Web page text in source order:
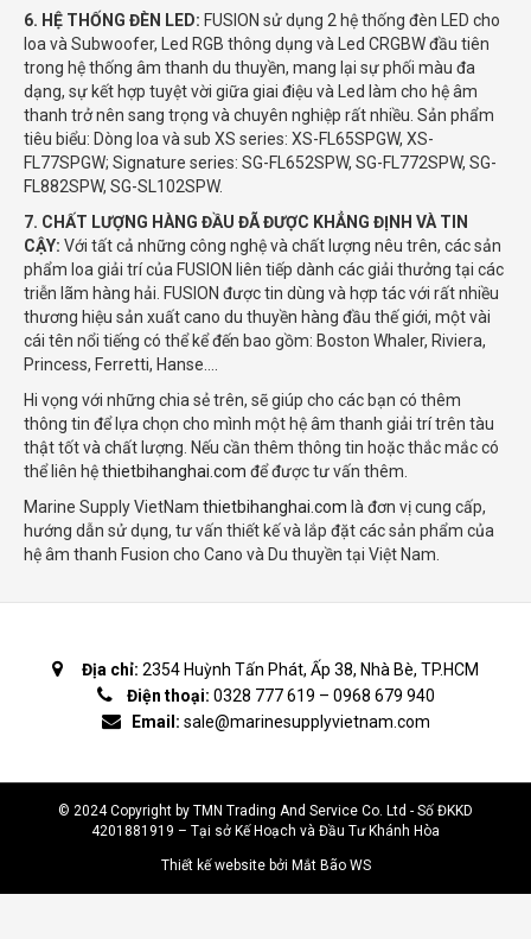
6. HỆ THỐNG ĐÈN LED: FUSION sử dụng 2 hệ thống đèn LED cho
loa và Subwoofer, Led RGB thông dụng và Led CRGBW đầu tiên
trong hệ thống âm thanh du thuyền, mang lại sự phối màu đa
dạng, sự kết hợp tuyệt vời giữa giai điệu và Led làm cho hệ âm
thanh trở nên sang trọng và chuyên nghiệp rất nhiều. Sản phẩm
tiêu biểu: Dòng loa và sub XS series: XS-FL65SPGW, XS-
FL77SPGW; Signature series: SG-FL652SPW, SG-FL772SPW, SG-
FL882SPW, SG-SL102SPW.
7. CHẤT LƯỢNG HÀNG ĐẦU ĐÃ ĐƯỢC KHẲNG ĐỊNH VÀ TIN
CẬY: Với tất cả những công nghệ và chất lượng nêu trên, các sản
phẩm loa giải trí của FUSION liên tiếp dành các giải thưởng tại các
triễn lãm hàng hải. FUSION được tin dùng và hợp tác với rất nhiều
thương hiệu sản xuất cano du thuyền hàng đầu thế giới, một vài
cái tên nổi tiếng có thể kể đến bao gồm: Boston Whaler, Riviera,
Princess, Ferretti, Hanse….
Hi vọng với những chia sẻ trên, sẽ giúp cho các bạn có thêm
thông tin để lựa chọn cho mình một hệ âm thanh giải trí trên tàu
thật tốt và chất lượng. Nếu cần thêm thông tin hoặc thắc mắc có
thể liên hệthietbihanghai.com để được tư vấn thêm.
Marine Supply VietNam thietbihanghai.com là đơn vị cung cấp,
hướng dẫn sử dụng, tư vấn thiết kế và lắp đặt các sản phẩm của
hệ âm thanh Fusion cho Cano và Du thuyền tại Việt Nam.
Địa chỉ: 2354 Huỳnh Tấn Phát, Ấp 38, Nhà Bè, TP.HCM
Điện thoại: 0328 777 619 – 0968 679 940
Email: sale@marinesupplyvietnam.com
© 2024 Copyright by TMN Trading And Service Co. Ltd - Số ĐKKD
4201881919 – Tại sở Kế Hoạch và Đầu Tư Khánh Hòa
Thiết kế website bởi Mắt Bão WS